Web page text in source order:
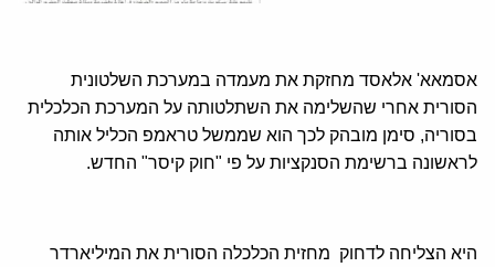
אסמאא' אלאסד מחזקת את מעמדה במערכת השלטונית
הסורית אחרי שהשלימה את השתלטותה על המערכת הכלכלית
בסוריה, סימן מובהק לכך הוא שממשל טראמפ הכליל אותה
לראשונה ברשימת הסנקציות על פי "חוק קיסר" החדש.
היא הצליחה לדחוק מחזית הכלכלה הסורית את המיליארדר